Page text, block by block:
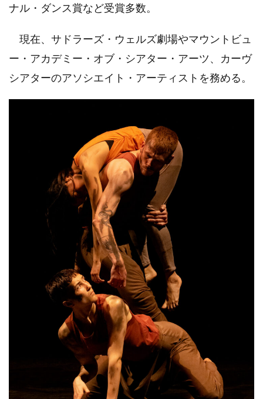
ナル・ダンス賞など受賞多数。
現在、サドラーズ・ウェルズ劇場やマウントビュ
ー・アカデミー・オブ・シアター・アーツ、カーヴ
シアターのアソシエイト・アーティストを務める。